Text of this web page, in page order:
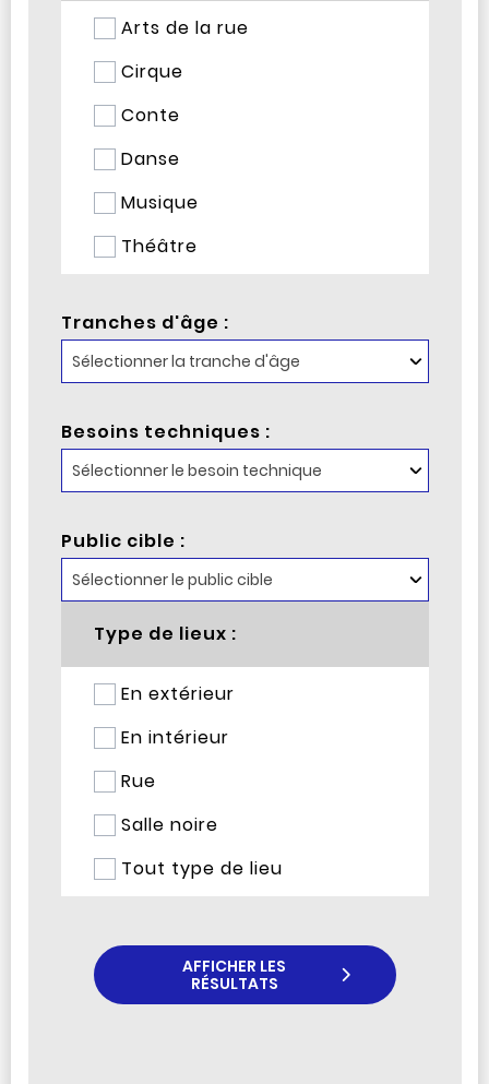
Arts de la rue
Cirque
Conte
Danse
Musique
Théâtre
Tranches d'âge :
Besoins techniques :
Public cible :
Type de lieux :
En extérieur
En intérieur
Rue
Salle noire
Tout type de lieu
AFFICHER LES
RÉSULTATS